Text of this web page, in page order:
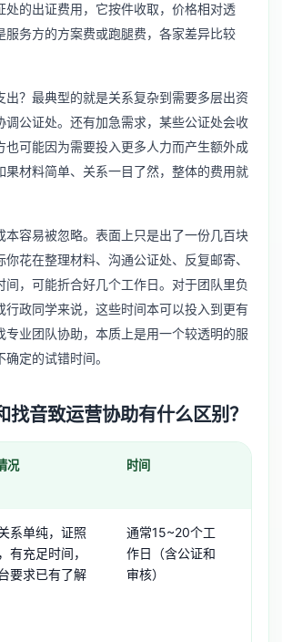
处的出证费用，它按件收取，价格相对透
服务方的方案费或跑腿费，各家差异比较
出？最典型的就是关系复杂到需要多层出资
调公证处。还有加急需求，某些公证处会收
也可能因为需要投入更多人力而产生额外成
果材料简单、关系一目了然，整体的费用就
本容易被忽略。表面上只是出了一份几百块
你花在整理材料、沟通公证处、反复邮寄、
间，可能折合好几个工作日。对于团队里负
行政同学来说，这些时间本可以投入到更有
专业团队协助，本质上是用一个较透明的服
定的试错时间。
找音致运营协助有什么区别？
况 时间
系单纯，证照
有充足时间，
要求已有了解
通常15~20个工
作日（含公证和
审核）